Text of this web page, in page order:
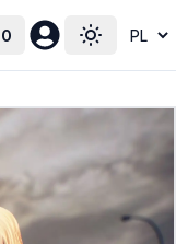
0 Toggle
language